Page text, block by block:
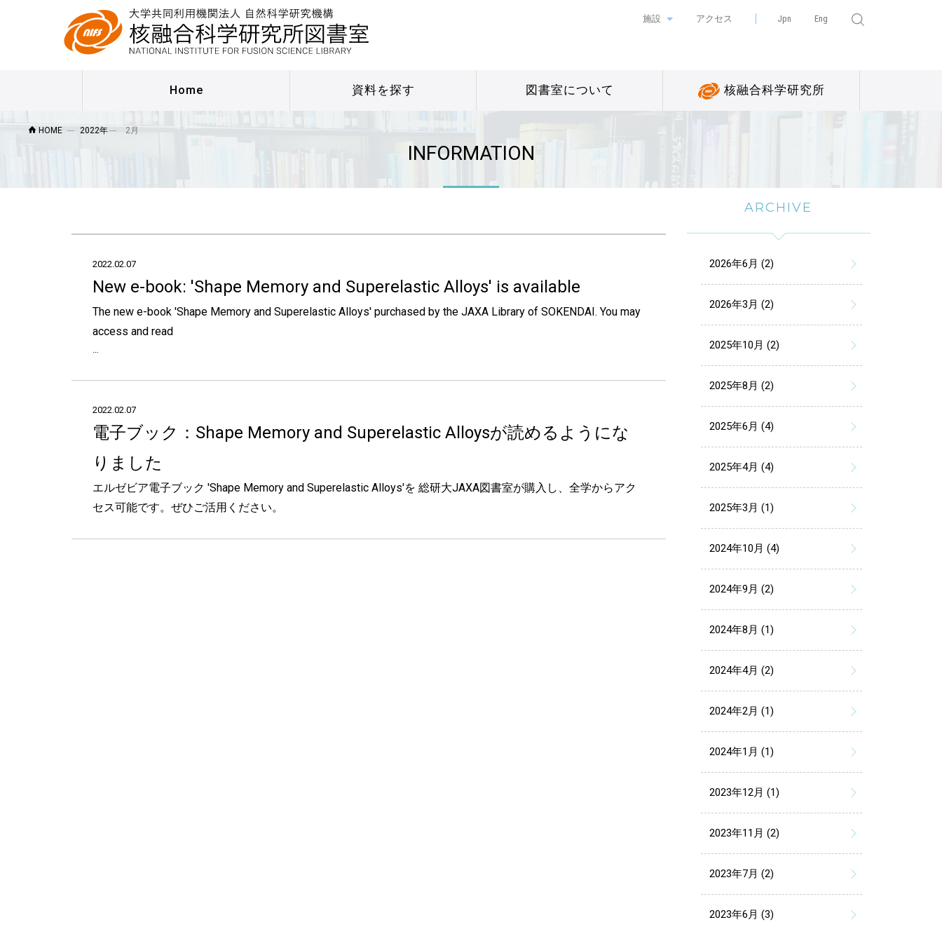
施設 アクセス Jpn Eng
Home 資料を探す 図書室について 核融合科学研究所
HOME 2022年 2月
INFORMATION
2022.02.07
New e-book: 'Shape Memory and Superelastic Alloys' is available
The new e-book 'Shape Memory and Superelastic Alloys' purchased by the JAXA Library of SOKENDAI. You may
access and read
…
2022.02.07
電子ブック：Shape Memory and Superelastic Alloysが読めるようにな
りました
エルゼビア電子ブック 'Shape Memory and Superelastic Alloys'を 総研大JAXA図書室が購入し、全学からアク
セス可能です。ぜひご活用ください。
ARCHIVE
2026年6月 (2)
2026年3月 (2)
2025年10月 (2)
2025年8月 (2)
2025年6月 (4)
2025年4月 (4)
2025年3月 (1)
2024年10月 (4)
2024年9月 (2)
2024年8月 (1)
2024年4月 (2)
2024年2月 (1)
2024年1月 (1)
2023年12月 (1)
2023年11月 (2)
2023年7月 (2)
2023年6月 (3)